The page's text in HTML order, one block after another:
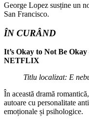
George Lopez susține un
San Francisco.
ÎN CURÂND
It’s Okay to Not Be
NETFLIX
Titlu localizat: E
În această dramă
autoare cu personalitate
emoționale și psihologice.